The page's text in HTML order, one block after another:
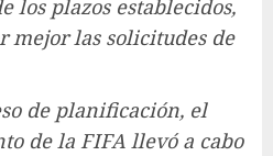
los plazos establecidos,
mejor las solicitudes de
de planificación, el
de la FIFA llevó a cabo